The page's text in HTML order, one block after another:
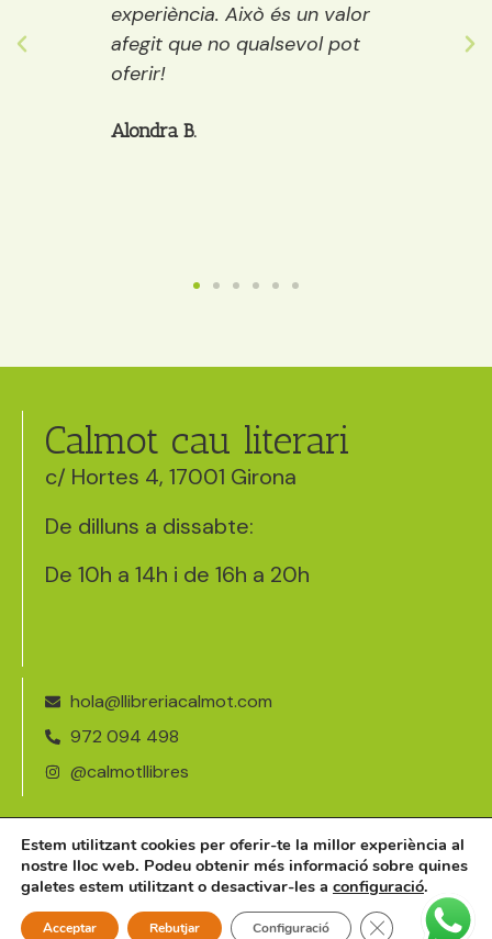
experiència. Això és un valor
afegit que no qualsevol pot
oferir!
Alondra B.
Calmot cau literari
c/ Hortes 4, 17001 Girona
De dilluns a dissabte:
De 10h a 14h i de 16h a 20h
hola@llibreriacalmot.com
972 094 498
@calmotllibres
Avís legal
Política de cookies
©2026 · llibreriacalmot.com
Estem utilitzant cookies per oferir-te la millor experiència al
nostre lloc web. Podeu obtenir més informació sobre quines
galetes estem utilitzant o desactivar-les a configuració.
Acceptar Rebutjar Configuració Tanca el bàner